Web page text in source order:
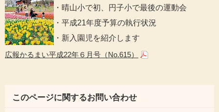
・晴山小で初、円子小で最後の運動会
・平成21年度予算の執行状況
・新入園児を紹介します
広報かるまい平成22年６月号（No.615）
このページに関するお問い合わせ